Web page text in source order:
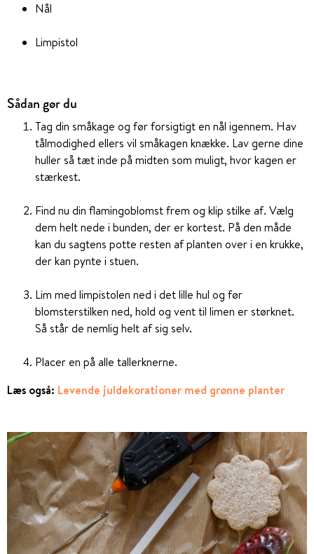
Nål
Limpistol
Sådan gør du
Tag din småkage og før forsigtigt en nål igennem. Hav
tålmodighed ellers vil småkagen knække. Lav gerne dine
huller så tæt inde på midten som muligt, hvor kagen er
stærkest.
Find nu din flamingoblomst frem og klip stilke af. Vælg
dem helt nede i bunden, der er kortest. På den måde
kan du sagtens potte resten af planten over i en krukke,
der kan pynte i stuen.
Lim med limpistolen ned i det lille hul og før
blomsterstilken ned, hold og vent til limen er størknet.
Så står de nemlig helt af sig selv.
Placer en på alle tallerknerne.
Læs også: Levende juldekorationer med grønne planter